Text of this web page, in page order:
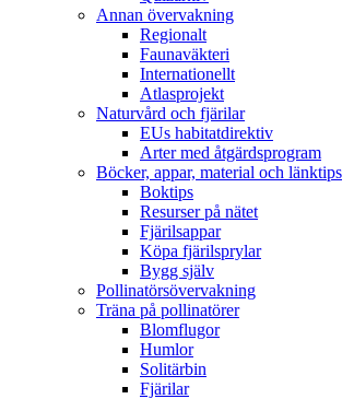
Annan övervakning
Regionalt
Faunaväkteri
Internationellt
Atlasprojekt
Naturvård och fjärilar
EUs habitatdirektiv
Arter med åtgärdsprogram
Böcker, appar, material och länktips
Boktips
Resurser på nätet
Fjärilsappar
Köpa fjärilsprylar
Bygg själv
Pollinatörsövervakning
Träna på pollinatörer
Blomflugor
Humlor
Solitärbin
Fjärilar